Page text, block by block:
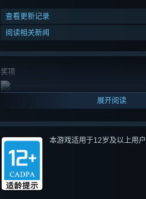
查看更新记录
阅读相关新闻
奖项
展开阅读
本游戏适用于12岁及以上用户